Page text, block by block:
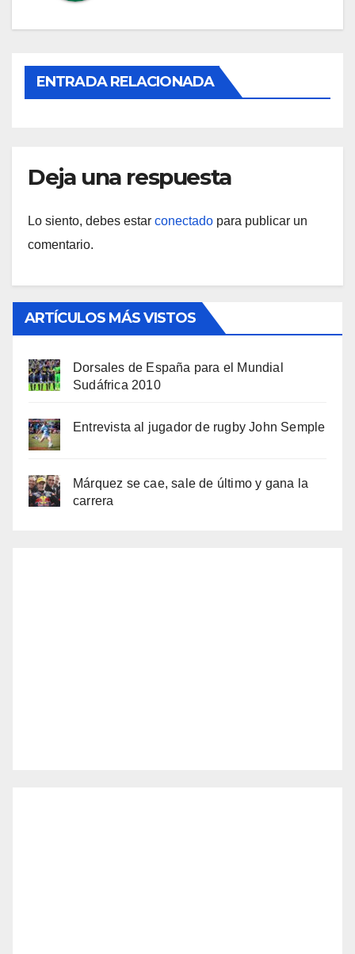
ENTRADA RELACIONADA
Deja una respuesta
Lo siento, debes estar conectado para publicar un
comentario.
ARTÍCULOS MÁS VISTOS
Dorsales de España para el Mundial
Sudáfrica 2010
Entrevista al jugador de rugby John Semple
Márquez se cae, sale de último y gana la
carrera